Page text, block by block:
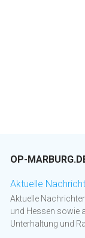
OP-
Aktuelle
Aktuelle
und Hessen sowie
Unterhaltung und